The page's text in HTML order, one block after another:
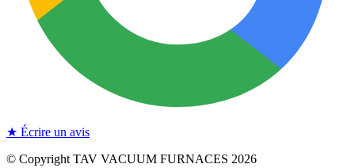
★ Écrire un avis
© Copyright TAV VACUUM FURNACES 2026